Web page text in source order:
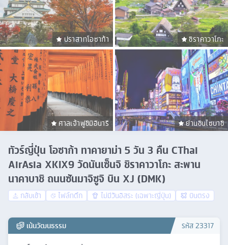
ปราสาทโอซาก้า ชิราคาวาโกะ
ศาลเจ้าฟูชิมิอินาริ ย่านชินไซบาชิ
ทัวร์ญี่ปุ่น โอซาก้า ทาคายาม่า 5 วัน 3 คืน CThai
AirAsia XKIX9 วัดนันเซ็นจิ ชิราคาวาโกะ สะพาน
นาคาบาชิ ถนนซันมาจิซูจิ บิน XJ (DMK)
กลับเช้า ไฟล์ทดึก ไม่มีวันอิสระ (เฉพาะญี่ปุ่น) บินตรง
เน้นวัฒนธรรม รหัส23317